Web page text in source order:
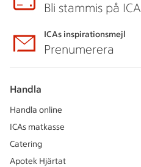
Bli stammis på ICA
ICAs inspirationsmejl
Prenumerera
Handla
Handla online
ICAs matkasse
Catering
Apotek Hjärtat